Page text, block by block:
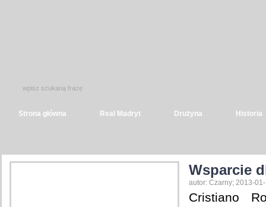
Strona główna Real Madryt Drużyna Historia
Wsparcie
autor: Czarny; 2013-
Cristiano